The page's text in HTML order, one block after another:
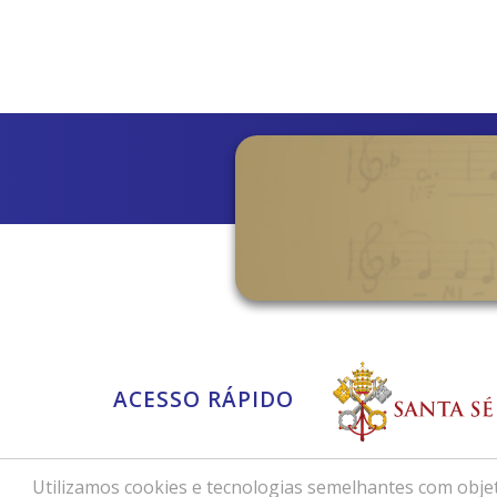
Utilizamos cookies e tecnologias semelhantes com
ACESSO RÁPIDO